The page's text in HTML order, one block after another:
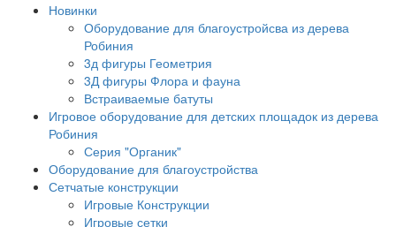
Новинки
Оборудование для благоустройсва из дерева
Робиния
3д фигуры Геометрия
3Д фигуры Флора и фауна
Встраиваемые батуты
Игровое оборудование для детских площадок из дерева
Робиния
Серия "Органик"
Оборудование для благоустройства
Сетчатые конструкции
Игровые Конструкции
Игровые сетки